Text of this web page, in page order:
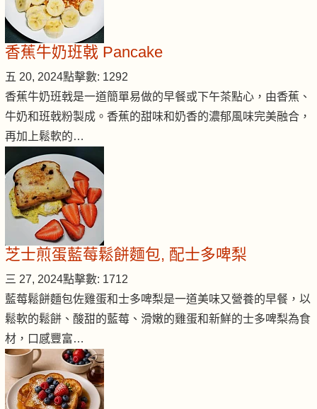
香蕉牛奶班戟 Pancake
五 20, 2024點擊數: 1292
香蕉牛奶班戟是一道簡單易做的早餐或下午茶點心，由香蕉、
牛奶和班戟粉製成。香蕉的甜味和奶香的濃郁風味完美融合，
再加上鬆軟的…
芝士煎蛋藍莓鬆餅麵包, 配士多啤梨
三 27, 2024點擊數: 1712
藍莓鬆餅麵包佐雞蛋和士多啤梨是一道美味又營養的早餐，以
鬆軟的鬆餅、酸甜的藍莓、滑嫩的雞蛋和新鮮的士多啤梨為食
材，口感豐富…